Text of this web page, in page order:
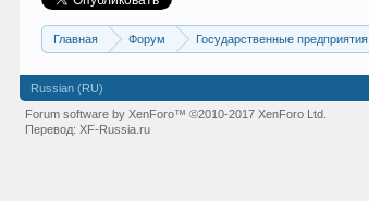
Главная Форум Государственные предприятия
Russian (RU)
Forum software by XenForo™©2010-2017 XenForo Ltd.
Перевод:XF-Russia.ru